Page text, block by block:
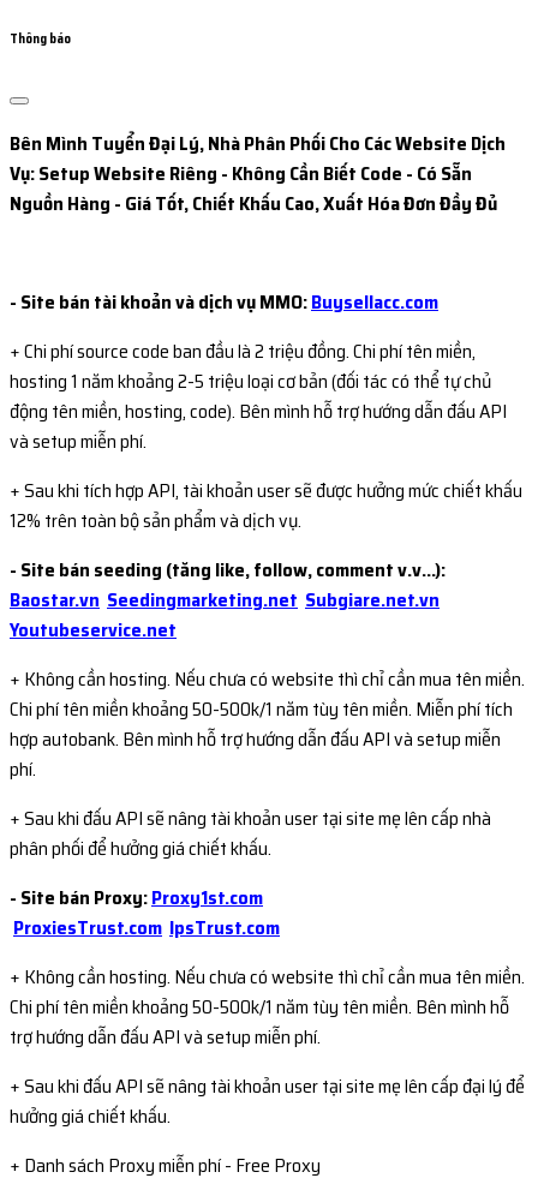
Thông báo
Bên Mình Tuyển Đại Lý, Nhà Phân Phối Cho Các Website Dịch
Vụ: Setup Website Riêng - Không Cần Biết Code - Có Sẵn
Nguồn Hàng - Giá Tốt, Chiết Khấu Cao, Xuất Hóa Đơn Đầy Đủ
- Site bán tài khoản và dịch vụ MMO:Buysellacc.com
+ Chi phí source code ban đầu là 2 triệu đồng. Chi phí tên miền,
hosting 1 năm khoảng 2-5 triệu loại cơ bản (đối tác có thể tự chủ
động tên miền, hosting, code). Bên mình hỗ trợ hướng dẫn đấu API
và setup miễn phí.
+ Sau khi tích hợp API, tài khoản user sẽ được hưởng mức chiết khấu
12% trên toàn bộ sản phẩm và dịch vụ.
- Site bán seeding (tăng like, follow, comment v.v...):
Baostar.vn Seedingmarketing.net Subgiare.net.vn
Youtubeservice.net
+ Không cần hosting. Nếu chưa có website thì chỉ cần mua tên miền.
Chi phí tên miền khoảng 50-500k/1 năm tùy tên miền. Miễn phí tích
hợp autobank. Bên mình hỗ trợ hướng dẫn đấu API và setup miễn
phí.
+ Sau khi đấu API sẽ nâng tài khoản user tại site mẹ lên cấp nhà
phân phối để hưởng giá chiết khấu.
- Site bán Proxy:Proxy1st.com
ProxiesTrust.com IpsTrust.com
+ Không cần hosting. Nếu chưa có website thì chỉ cần mua tên miền.
Chi phí tên miền khoảng 50-500k/1 năm tùy tên miền. Bên mình hỗ
trợ hướng dẫn đấu API và setup miễn phí.
+ Sau khi đấu API sẽ nâng tài khoản user tại site mẹ lên cấp đại lý để
hưởng giá chiết khấu.
+ Danh sách Proxy miễn phí - Free Proxy